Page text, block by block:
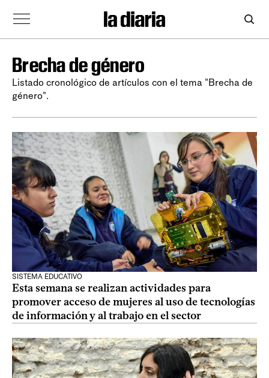
Brecha de género
Listado cronológico de artículos con el tema "Brecha de
género".
SISTEMA EDUCATIVO
Esta semana se realizan actividades para
promover acceso de mujeres al uso de tecnologías
de información y al trabajo en el sector